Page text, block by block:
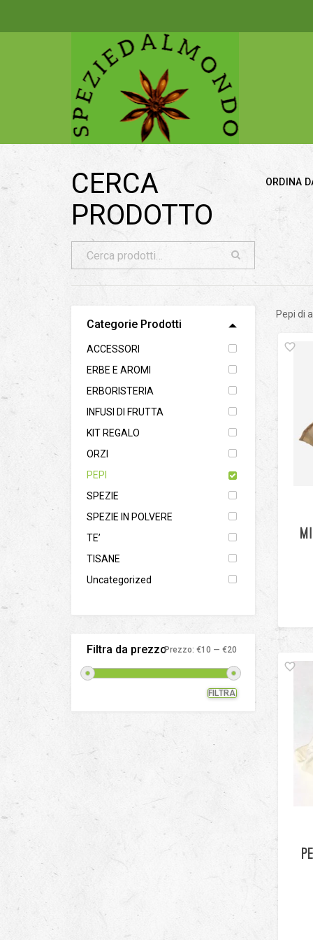
CERCA
PRODOTTO
ORDINA
Categorie Prodotti
ACCESSORI
ERBE E AROMI
ERBORISTERIA
INFUSI DI FRUTTA
KIT REGALO
ORZI
PEPI
SPEZIE
SPEZIE IN POLVERE
TE’
TISANE
Uncategorized
Filtra da prezzo
Prezzo
Prezzo
FILTRA
Prezzo: €10 — €20
Pepi di